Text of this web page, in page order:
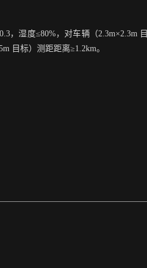
，湿度≤80%，对车辆（2.3m×2.3m 目
目标）测距距离≥1.2km。